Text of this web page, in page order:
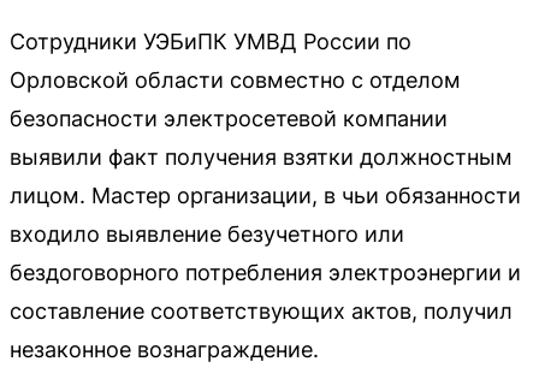
Сотрудники УЭБиПК УМВД России по
Орловской области совместно с отделом
безопасности электросетевой компании
выявили факт получения взятки должностным
лицом. Мастер организации, в чьи обязанности
входило выявление безучетного или
бездоговорного потребления электроэнергии и
составление соответствующих актов, получил
незаконное вознаграждение.